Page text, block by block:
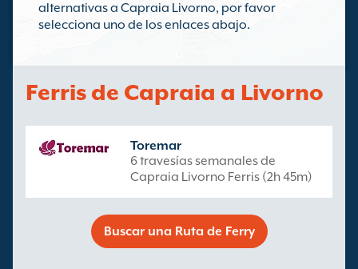
alternativas a Capraia Livorno, por favor
selecciona uno de los enlaces abajo.
Ferris de Capraia a Livorno
Toremar
6 travesías semanales de
Capraia Livorno Ferris (2h 45m)
Buscar una Ruta de Ferry